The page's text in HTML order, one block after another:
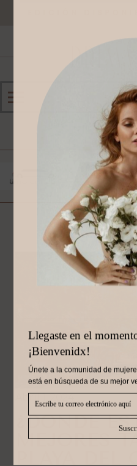
Abril 1, 2024
¿DÓNDE
MEJORES